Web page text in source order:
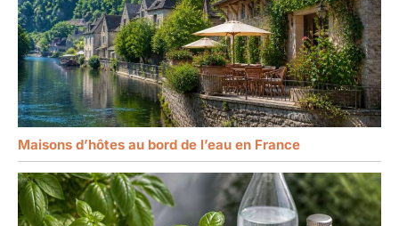
Maisons d’hôtes au bord de l’eau en France